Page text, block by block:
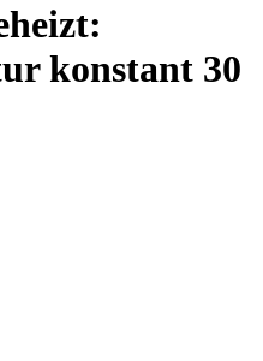
konstant 30